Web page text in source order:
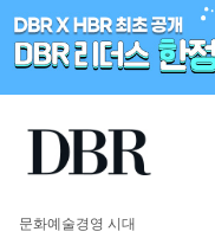
문화예술경영 시대